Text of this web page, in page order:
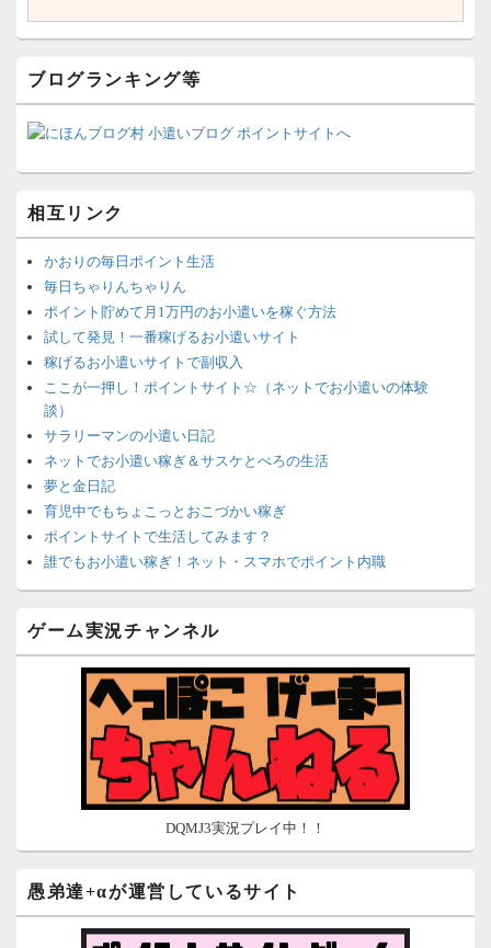
ブログランキング等
相互リンク
かおりの毎日ポイント生活
毎日ちゃりんちゃりん
ポイント貯めて月1万円のお小遣いを稼ぐ方法
試して発見！一番稼げるお小遣いサイト
稼げるお小遣いサイトで副収入
ここが一押し！ポイントサイト☆（ネットでお小遣いの体験
談）
サラリーマンの小遣い日記
ネットでお小遣い稼ぎ＆サスケとぺろの生活
夢と金日記
育児中でもちょこっとおこづかい稼ぎ
ポイントサイトで生活してみます？
誰でもお小遣い稼ぎ！ネット・スマホでポイント内職
ネットで簡単にお小遣い稼ぎ☆安心・安全・リスクなし☆
ポイントがお金に！？-空いた時間でちょい稼ぎ-
ネット収入攻略ナビ
ポイントサイトは安全？危険？お小遣い稼ぎサイトの使い方ガ
ゲーム実況チャンネル
DQMJ3実況プレイ中！！
愚弟達+αが運営しているサイト